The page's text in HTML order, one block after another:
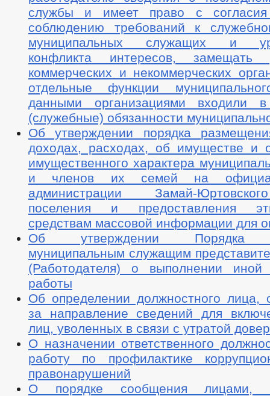
службы и имеет право с
соблюдению требований к
муниципальных служащих и
конфликта интересов, замещать
коммерческих и некоммерческих
отдельные функции
данными организациями входили
(служебные) обязанности
Об утверждении порядка
доходах, расходах, об имуществе и
имущественного характера
и членов их семей на
администрации Замай-
поселения и предоставления
средствам массовой информации для
Об утверждении Порядка
муниципальным служащим
(Работодателя) о выполнении иной
работы
Об определении должностного лица,
за направление сведений для
лиц, уволенных в связи с утратой
О назначении ответственного
работу по профилактике
правонарушений
О порядке сообщения лицами,